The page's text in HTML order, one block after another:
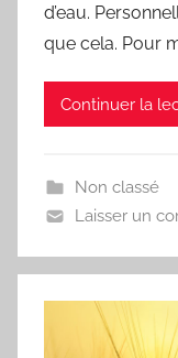
d’eau.
que cela. Pour
Continuer la
Non classé
Laisser un